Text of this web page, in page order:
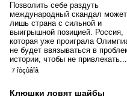
Позволить себе раздуть
международный скандал может
лишь страна с сильной и
выигрышной позицией. Россия,
которая уже проиграла
не будет ввязываться в
истории, чтобы не
7 îòçûâîâ
Клюшки ловят шайбы